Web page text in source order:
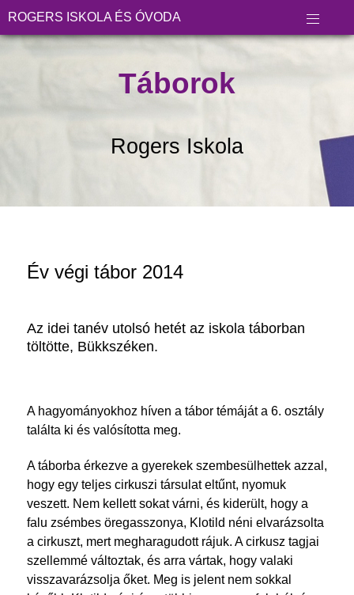
ROGERS ISKOLA ÉS ÓVODA
Táborok
Rogers Iskola
Év végi tábor 2014
Az idei tanév utolsó hetét az iskola táborban
töltötte, Bükkszéken.
A hagyományokhoz híven a tábor témáját a 6. osztály
találta ki és valósította meg.
A táborba érkezve a gyerekek szembesülhettek azzal,
hogy egy teljes cirkuszi társulat eltűnt, nyomuk
veszett. Nem kellett sokat várni, és kiderült, hogy a
falu zsémbes öregasszonya, Klotild néni elvarázsolta
a cirkuszt, mert megharagudott rájuk. A cirkusz tagjai
szellemmé változtak, és arra vártak, hogy valaki
visszavarázsolja őket. Meg is jelent nem sokkal